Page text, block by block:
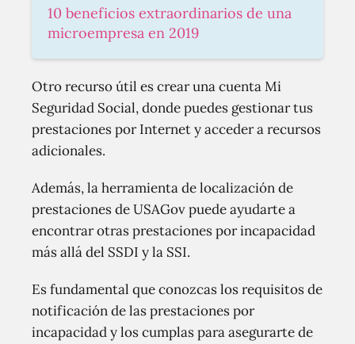
10 beneficios extraordinarios de una
microempresa en 2019
Otro recurso útil es crear una cuenta Mi
Seguridad Social, donde puedes gestionar tus
prestaciones por Internet y acceder a recursos
adicionales.
Además, la herramienta de localización de
prestaciones de USAGov puede ayudarte a
encontrar otras prestaciones por incapacidad
más allá del SSDI y la SSI.
Es fundamental que conozcas los requisitos de
notificación de las prestaciones por
incapacidad y los cumplas para asegurarte de